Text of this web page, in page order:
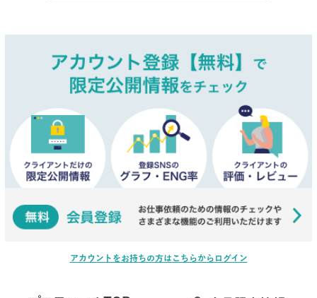
アカウントをお持ちの方はこちらからログイン